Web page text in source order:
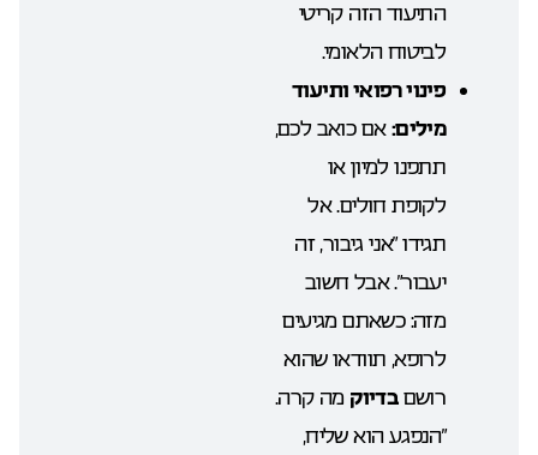
התיעוד הזה קריטי
לביטוח הלאומי.
פינוי רפואי ותיעוד
מילים:אם כואב לכם,
תתפנו למיון או
לקופת חולים. אל
תגידו “אני גיבור, זה
יעבור”. אבל חשוב
מזה: כשאתם מגיעים
לרופא, תוודאו שהוא
רושםבדיוק מה קרה.
“הנפגע הוא שליח,